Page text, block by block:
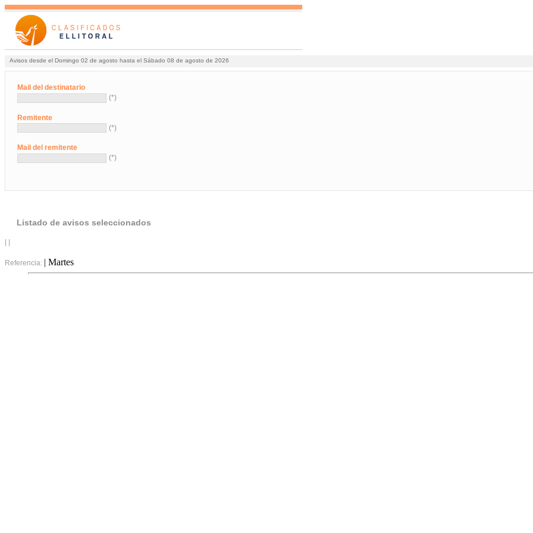
Avisos desde el Domingo 02 de agosto hasta el Sábado 08 de agosto de 2026
Mail del destinatario
(*)
Remitente
(*)
Mail del remitente
(*)
Listado de avisos seleccionados
Referencia: | Martes